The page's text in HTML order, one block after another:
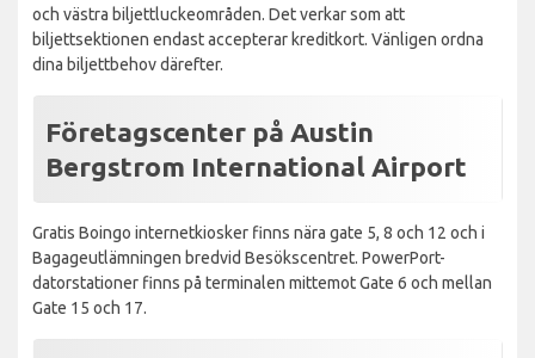
och västra biljettluckeområden. Det verkar som att
biljettsektionen endast accepterar kreditkort. Vänligen ordna
dina biljettbehov därefter.
Företagscenter på Austin
Bergstrom International Airport
Gratis Boingo internetkiosker finns nära gate 5, 8 och 12 och i
Bagageutlämningen bredvid Besökscentret. PowerPort-
datorstationer finns på terminalen mittemot Gate 6 och mellan
Gate 15 och 17.